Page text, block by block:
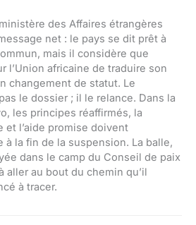
des Affaires étrangères
net : le pays se dit prêt à
mais il considère que
l’Union africaine de traduire son
changement de statut. Le
le dossier ; il le relance. Dans la
les principes réaffirmés, la
et l’aide promise doivent
la fin de la suspension. La balle,
dans le camp du Conseil de paix
aller au bout du chemin qu’il
à tracer.